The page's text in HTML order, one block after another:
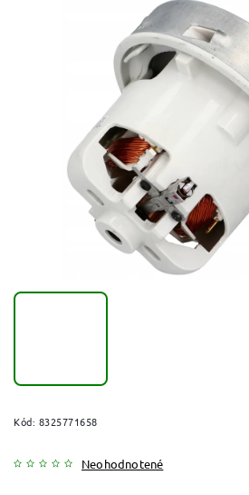
Kód: 8325771658
Neohodnotené